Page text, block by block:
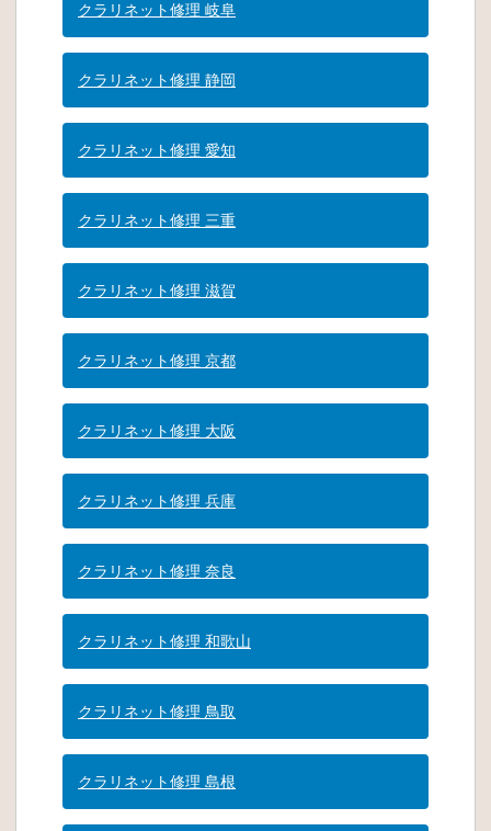
クラリネット修理 岐阜
クラリネット修理 静岡
クラリネット修理 愛知
クラリネット修理 三重
クラリネット修理 滋賀
クラリネット修理 京都
クラリネット修理 大阪
クラリネット修理 兵庫
クラリネット修理 奈良
クラリネット修理 和歌山
クラリネット修理 鳥取
クラリネット修理 島根